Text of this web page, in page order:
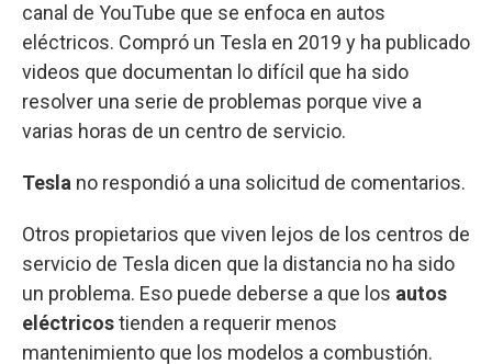
canal de YouTube que se enfoca en autos
eléctricos. Compró un Tesla en 2019 y ha publicado
videos que documentan lo difícil que ha sido
resolver una serie de problemas porque vive a
varias horas de un centro de servicio.
Tesla no respondió a una solicitud de comentarios.
Otros propietarios que viven lejos de los centros de
servicio de Tesla dicen que la distancia no ha sido
un problema. Eso puede deberse a que los autos
eléctricostienden a requerir menos
mantenimiento que los modelos a combustión.